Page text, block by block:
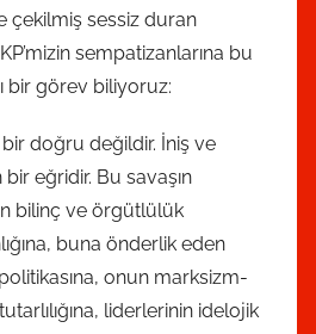
çekilmiş sessiz duran
sempatizanlarına bu
bir görev biliyoruz:
bir doğru değildir. İniş ve
bir eğridir. Bu savaşın
bilinç ve örgütlülük
buna önderlik eden
onun marksizm-
liderlerinin idelojik